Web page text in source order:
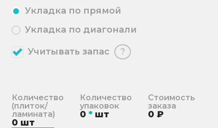
Укладка по прямой
Укладка по диагонали
Учитывать запас ?
Количество
(плиток/
ламината)
0 шт
Количество
упаковок
0 * шт
Стоимость
заказа
0 ₽